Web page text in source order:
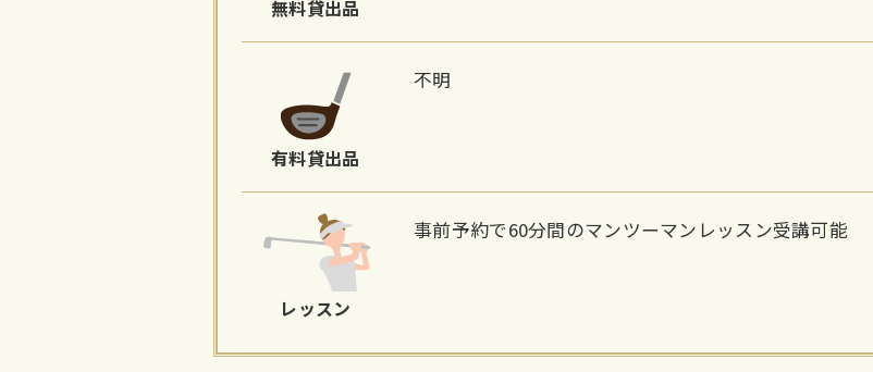
無料貸出品
有料貸出品
不明
レッスン
事前予約で60分間のマンツーマンレッスン受講可能